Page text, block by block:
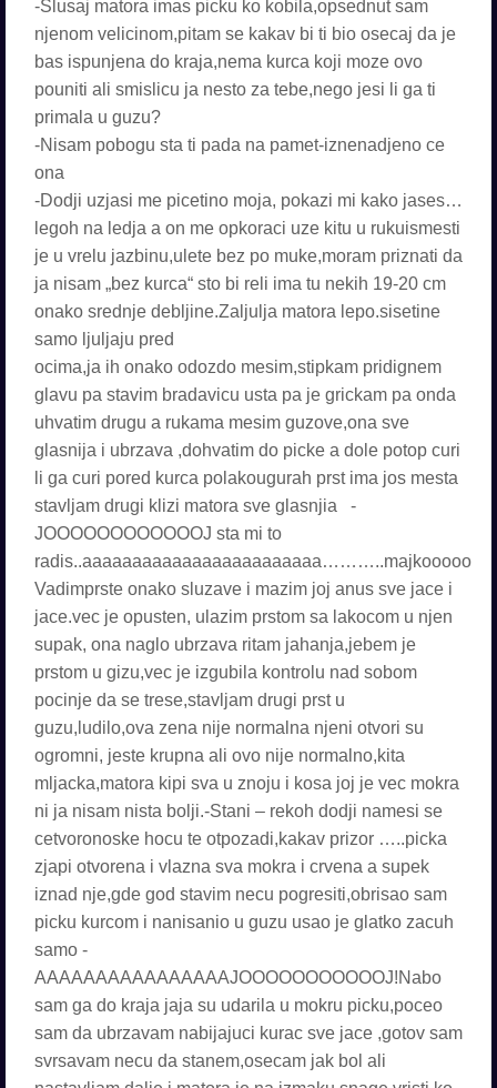
-Slusaj matora imas picku ko kobila,opsednut sam
njenom velicinom,pitam se kakav bi ti bio osecaj da je
bas ispunjena do kraja,nema kurca koji moze ovo
pouniti ali smislicu ja nesto za tebe,nego jesi li ga ti
primala u guzu?
-Nisam pobogu sta ti pada na pamet-iznenadjeno ce
ona
-Dodji uzjasi me picetino moja, pokazi mi kako jases…
legoh na ledja a on me opkoraci uze kitu u rukuismesti
je u vrelu jazbinu,ulete bez po muke,moram priznati da
ja nisam „bez kurca“ sto bi reli ima tu nekih 19-20 cm
onako srednje debljine.Zaljulja matora lepo.sisetine
samo ljuljaju pred
ocima,ja ih onako odozdo mesim,stipkam pridignem
glavu pa stavim bradavicu usta pa je grickam pa onda
uhvatim drugu a rukama mesim guzove,ona sve
glasnija i ubrzava ,dohvatim do picke a dole potop curi
li ga curi pored kurca polakougurah prst ima jos mesta
stavljam drugi klizi matora sve glasnjia -
JOOOOOOOOOOOOJ sta mi to
radis..aaaaaaaaaaaaaaaaaaaaaaaa………..majkooooo
Vadimprste onako sluzave i mazim joj anus sve jace i
jace.vec je opusten, ulazim prstom sa lakocom u njen
supak, ona naglo ubrzava ritam jahanja,jebem je
prstom u gizu,vec je izgubila kontrolu nad sobom
pocinje da se trese,stavljam drugi prst u
guzu,ludilo,ova zena nije normalna njeni otvori su
ogromni, jeste krupna ali ovo nije normalno,kita
mljacka,matora kipi sva u znoju i kosa joj je vec mokra
ni ja nisam nista bolji.-Stani – rekoh dodji namesi se
cetvoronoske hocu te otpozadi,kakav prizor …..picka
zjapi otvorena i vlazna sva mokra i crvena a supek
iznad nje,gde god stavim necu pogresiti,obrisao sam
picku kurcom i nanisanio u guzu usao je glatko zacuh
samo -
AAAAAAAAAAAAAAAAJOOOOOOOOOOOJ!Nabo
sam ga do kraja jaja su udarila u mokru picku,poceo
sam da ubrzavam nabijajuci kurac sve jace ,gotov sam
svrsavam necu da stanem,osecam jak bol ali